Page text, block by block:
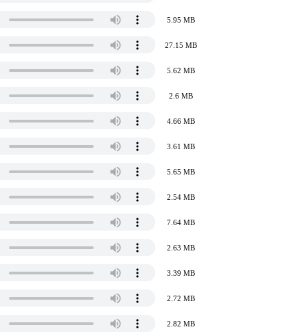
5.95 MB
27.15 MB
5.62 MB
2.6 MB
4.66 MB
3.61 MB
5.65 MB
2.54 MB
7.64 MB
2.63 MB
3.39 MB
2.72 MB
2.82 MB